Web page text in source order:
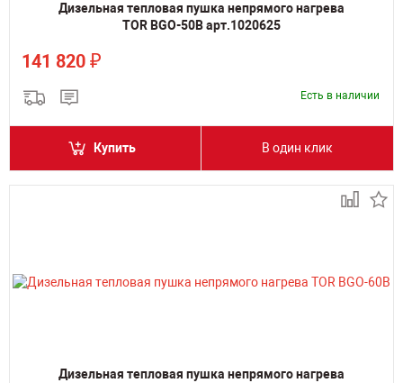
Дизельная тепловая пушка непрямого нагрева
TOR BGO-50B арт.1020625
141 820 ₽
Есть в наличии
Купить В один клик
Дизельная тепловая пушка непрямого нагрева